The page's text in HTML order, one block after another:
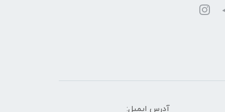
آدرس ایمیل: